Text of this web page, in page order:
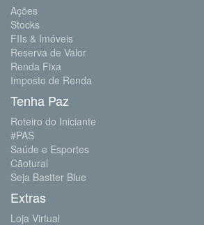
Ações
Stocks
FIIs & Imóveis
Reserva de Valor
Renda Fixa
Imposto de Renda
Tenha Paz
Roteiro do Iniciante
#PAS
Saúde e Esportes
Cãotural
Seja Bastter Blue
Extras
Loja Virtual